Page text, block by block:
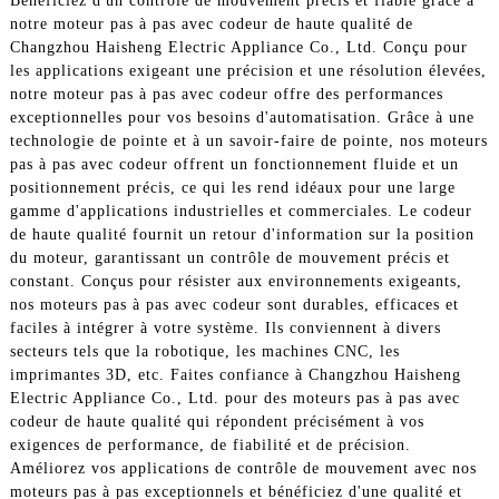
notre moteur pas à pas avec codeur de haute qualité de
Changzhou Haisheng Electric Appliance Co., Ltd. Conçu pour
les applications exigeant une précision et une résolution élevées,
notre moteur pas à pas avec codeur offre des performances
exceptionnelles pour vos besoins d'automatisation. Grâce à une
technologie de pointe et à un savoir-faire de pointe, nos moteurs
pas à pas avec codeur offrent un fonctionnement fluide et un
positionnement précis, ce qui les rend idéaux pour une large
gamme d'applications industrielles et commerciales. Le codeur
de haute qualité fournit un retour d'information sur la position
du moteur, garantissant un contrôle de mouvement précis et
constant. Conçus pour résister aux environnements exigeants,
nos moteurs pas à pas avec codeur sont durables, efficaces et
faciles à intégrer à votre système. Ils conviennent à divers
secteurs tels que la robotique, les machines CNC, les
imprimantes 3D, etc. Faites confiance à Changzhou Haisheng
Electric Appliance Co., Ltd. pour des moteurs pas à pas avec
codeur de haute qualité qui répondent précisément à vos
exigences de performance, de fiabilité et de précision.
Améliorez vos applications de contrôle de mouvement avec nos
moteurs pas à pas exceptionnels et bénéficiez d'une qualité et